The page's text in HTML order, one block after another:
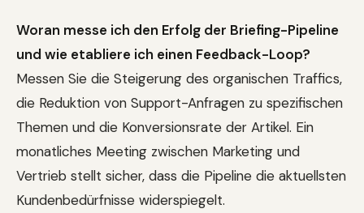
Woran messe ich den Erfolg der Briefing-Pipeline
und wie etabliere ich einen Feedback-Loop?
Messen Sie die Steigerung des organischen Traffics,
die Reduktion von Support-Anfragen zu spezifischen
Themen und die Konversionsrate der Artikel. Ein
monatliches Meeting zwischen Marketing und
Vertrieb stellt sicher, dass die Pipeline die aktuellsten
Kundenbedürfnisse widerspiegelt.